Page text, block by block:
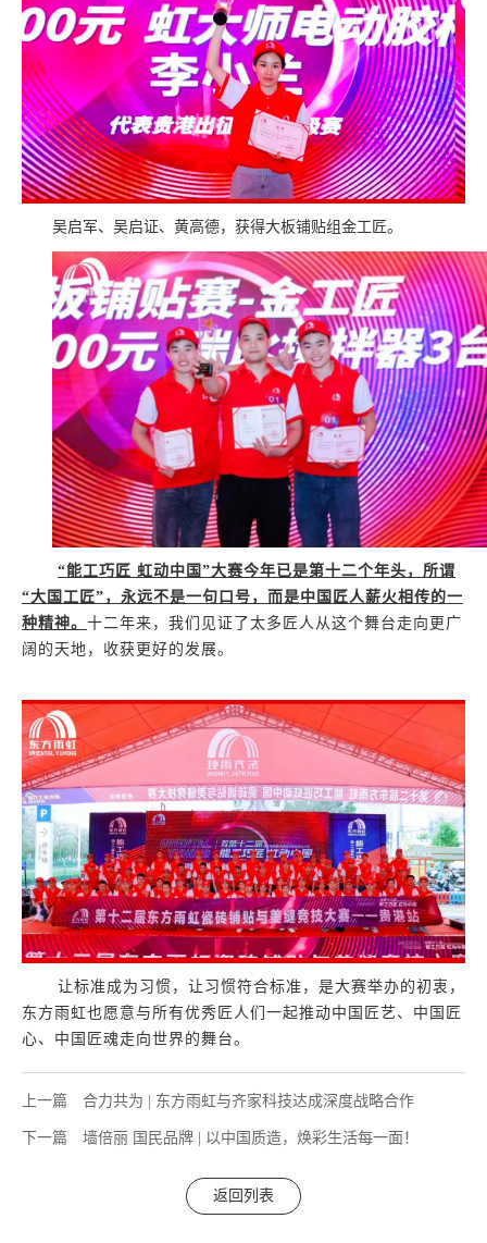
吴启军、吴启证、黄高德，获得大板铺贴组金工匠。
“能工巧匠 虹动中国”大赛今年已是第十二个年头，所谓
“大国工匠”，永远不是一句口号，而是中国匠人薪火相传的一
种精神。 十二年来，我们见证了太多匠人从这个舞台走向更广
阔的天地，收获更好的发展。
让标准成为习惯，让习惯符合标准，是大赛举办的初衷，
东方雨虹也愿意与所有优秀匠人们一起推动中国匠艺、中国匠
心、中国匠魂走向世界的舞台。
上一篇 合力共为 | 东方雨虹与齐家科技达成深度战略合作
下一篇 墙倍丽 国民品牌 | 以中国质造，焕彩生活每一面！
返回列表